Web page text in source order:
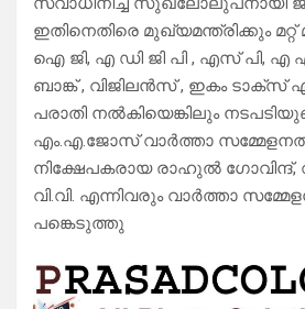
ഇതിനെതിരെ മുഖ്യമന്ത്രിക്കും മറ്റ്
ഐ ജി, എ ഡി ജി പി , എസ് പി, എ
ബാങ്ക് , വിജിലൻസ് , ഇകം ടാക്സ്
പരാതി നൽകിയെങ്കിലും
എം.എ.ജോസ് വാർത്താ
നിക്ഷേപകരായ രാഹുൽ
വി.വി. എന്നിവരും വാർത്താ
പങ്കെടുത്തു